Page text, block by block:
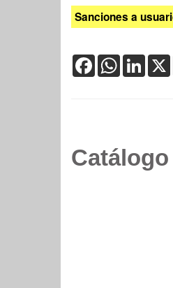
Sanciones a
FacebookWhatsApp
Catálogo